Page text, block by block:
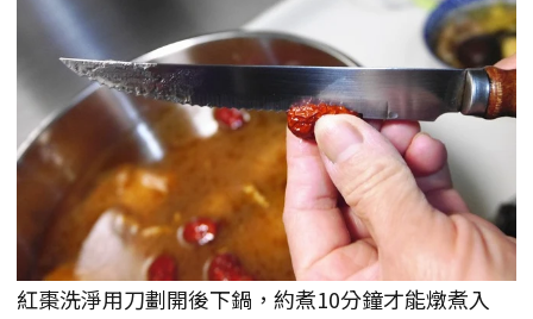
紅棗洗淨用刀劃開後下鍋，約煮10分鐘才能燉煮入